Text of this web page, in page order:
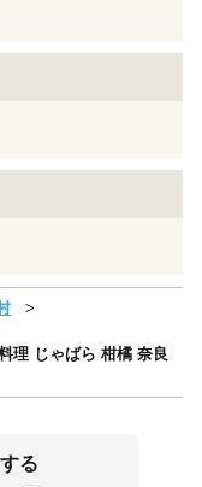
理 じゃばら 柑橘 奈良
る